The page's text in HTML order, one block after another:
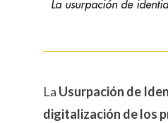
La usurpación de
La Usurpación de
digitalización de los